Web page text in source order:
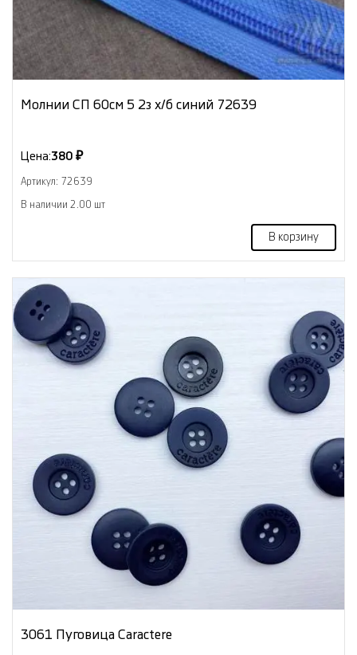
Молнии СП 60см 5 2з х/б синий 72639
Цена:380 ₽
Артикул: 72639
В наличии 2.00 шт
В корзину
3061 Пуговица Caractere